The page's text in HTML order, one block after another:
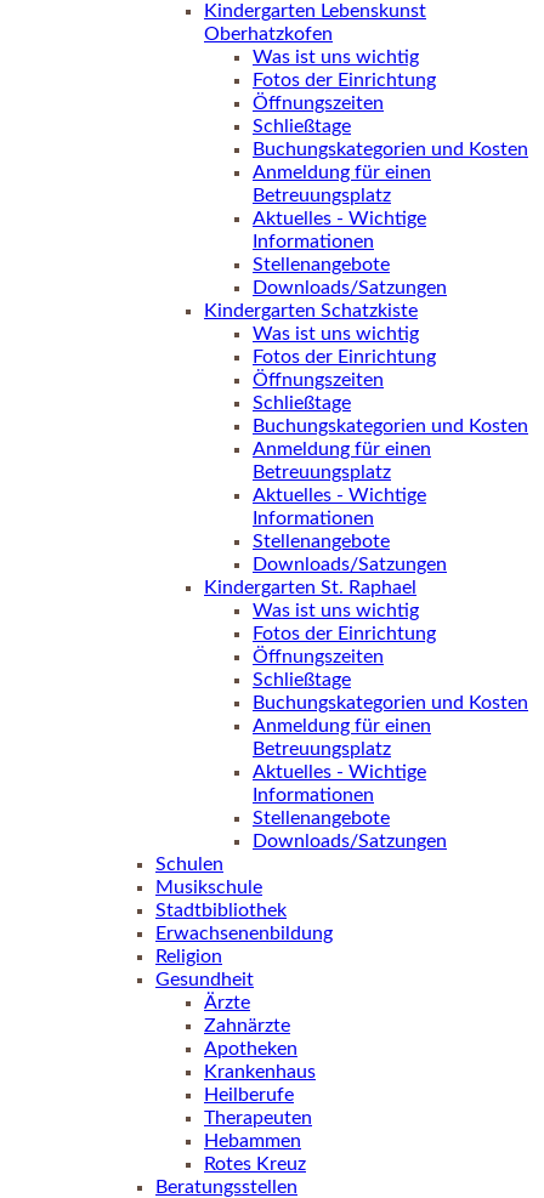
Kindergarten Lebenskunst
Oberhatzkofen
Was ist uns wichtig
Fotos der Einrichtung
Öffnungszeiten
Schließtage
Buchungskategorien und Kosten
Anmeldung für einen
Betreuungsplatz
Aktuelles - Wichtige
Informationen
Stellenangebote
Downloads/Satzungen
Kindergarten Schatzkiste
Was ist uns wichtig
Fotos der Einrichtung
Öffnungszeiten
Schließtage
Buchungskategorien und Kosten
Anmeldung für einen
Betreuungsplatz
Aktuelles - Wichtige
Informationen
Stellenangebote
Downloads/Satzungen
Kindergarten St. Raphael
Was ist uns wichtig
Fotos der Einrichtung
Öffnungszeiten
Schließtage
Buchungskategorien und Kosten
Anmeldung für einen
Betreuungsplatz
Aktuelles - Wichtige
Informationen
Stellenangebote
Downloads/Satzungen
Schulen
Musikschule
Stadtbibliothek
Erwachsenenbildung
Religion
Gesundheit
Ärzte
Zahnärzte
Apotheken
Krankenhaus
Heilberufe
Therapeuten
Hebammen
Rotes Kreuz
Beratungsstellen